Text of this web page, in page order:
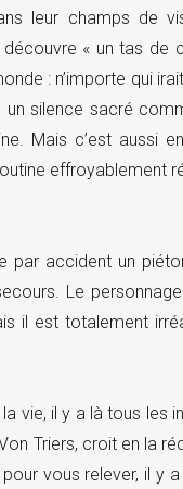
leur champs de
« un tas de
: n’importe qui
silence sacré
Mais c’est aussi
effroyablement
accident un
Le
il est totalement
vie, il y a là tous les
Triers, croit en la
vous relever, il y